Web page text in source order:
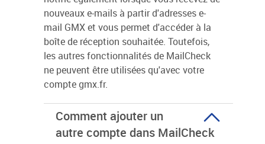
nouveaux e-mails à partir d'adresses e-
mail GMX et vous permet d'accéder à la
boîte de réception souhaitée. Toutefois,
les autres fonctionnalités de MailCheck
ne peuvent être utilisées qu'avec votre
compte gmx.fr.
Comment ajouter un
autre compte dans MailCheck